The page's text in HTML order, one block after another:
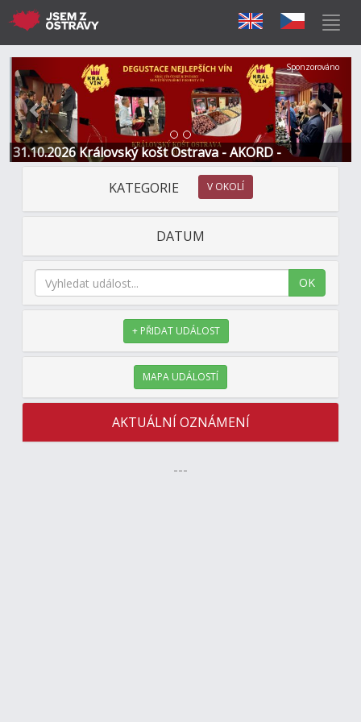
31.10.2026 Královský košt Ostrava - AKORD -
Restaurace a Hotel
Předchozí Další
Sponzorováno
KATEGORIE V OKOLÍ
DATUM
OK
+ PŘIDAT UDÁLOST
MAPA UDÁLOSTÍ
AKTUÁLNÍ OZNÁMENÍ
---